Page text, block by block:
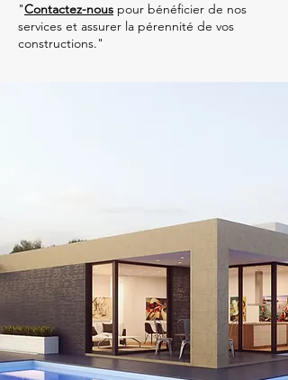
"Contactez-nous pour bénéficier de nos
services et assurer la pérennité de vos
constructions."